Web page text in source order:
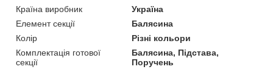
Країна виробник
Україна
Елемент секції
Балясина
Колір
Різні кольори
Комплектація готової
секції
Балясина, Підстава,
Поручень